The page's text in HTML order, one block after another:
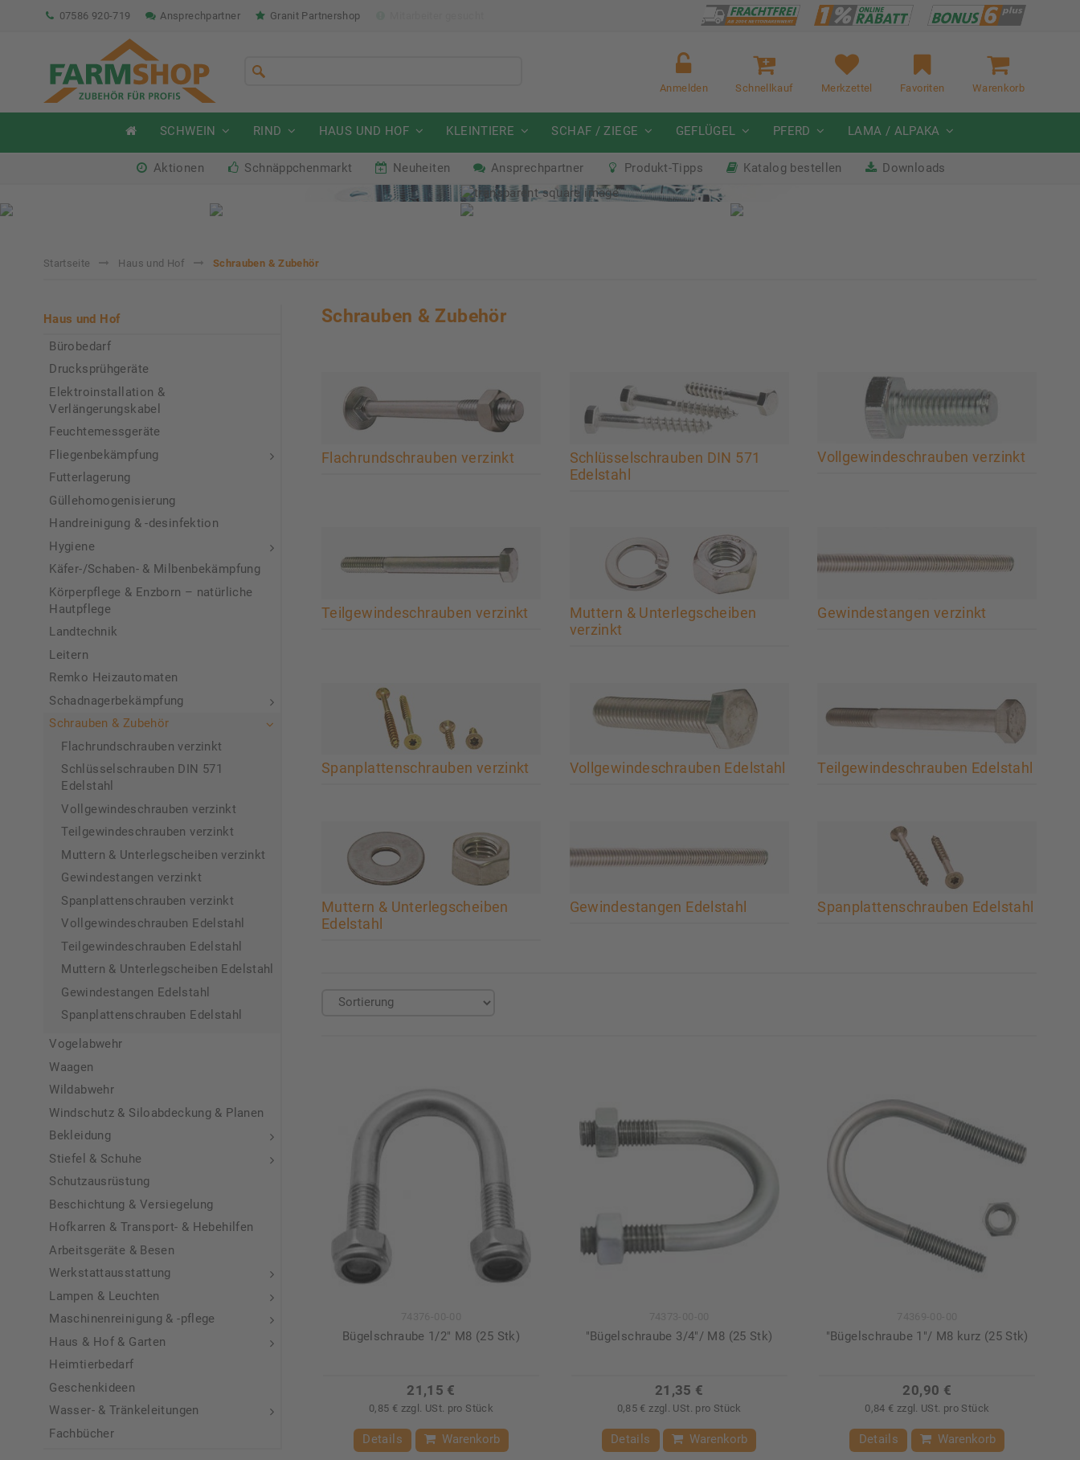
07586 920-719 Ansprechpartner Granit Partnershop
Anmelden Schnellkauf Merkzettel Favoriten Warenkorb
SCHWEIN RIND HAUS UND HOF KLEINTIERE SCHAF / ZIEGE GEFLÜGEL PFERD LAMA / ALPAKA
Aktionen Schnäppchenmarkt Neuheiten Ansprechpartner Produkt-Tipps Katalog bestellen Downloads
Sommeraktion Rind
Startseite Haus und Hof Schrauben & Zubehör
Haus und Hof
Bürobedarf
Drucksprühgeräte
Elektroinstallation &
Verlängerungskabel
Feuchtemessgeräte
Fliegenbekämpfung
Futterlagerung
Güllehomogenisierung
Handreinigung & -desinfektion
Hygiene
Käfer-/Schaben- & Milbenbekämpfung
Körperpflege & Enzborn – natürliche
Hautpflege
Landtechnik
Leitern
Remko Heizautomaten
Schadnagerbekämpfung
Schrauben & Zubehör
Flachrundschrauben verzinkt
Schlüsselschrauben DIN 571
Edelstahl
Vollgewindeschrauben verzinkt
Teilgewindeschrauben verzinkt
Muttern & Unterlegscheiben verzinkt
Gewindestangen verzinkt
Spanplattenschrauben verzinkt
Vollgewindeschrauben Edelstahl
Teilgewindeschrauben Edelstahl
Muttern & Unterlegscheiben Edelstahl
Gewindestangen Edelstahl
Spanplattenschrauben Edelstahl
Vogelabwehr
Waagen
Wildabwehr
Windschutz & Siloabdeckung & Planen
Bekleidung
Stiefel & Schuhe
Schutzausrüstung
Beschichtung & Versiegelung
Hofkarren & Transport- & Hebehilfen
Arbeitsgeräte & Besen
Werkstattausstattung
Lampen & Leuchten
Maschinenreinigung & -pflege
Haus & Hof & Garten
Heimtierbedarf
Geschenkideen
Wasser- & Tränkeleitungen
Fachbücher
Schrauben & Zubehör
Flachrundschrauben verzinkt
Schlüsselschrauben DIN 571
Edelstahl
Vollgewindeschrauben verzinkt
Teilgewindeschrauben verzinkt
Muttern & Unterlegscheiben
verzinkt
Gewindestangen verzinkt
Spanplattenschrauben verzinkt Vollgewindeschrauben Edelstahl Teilgewindeschrauben Edelstahl
Muttern & Unterlegscheiben
Edelstahl
Gewindestangen Edelstahl Spanplattenschrauben Edelstahl
Bügelschraube 1/2" M8 (25 Stk)
21,15 €
0,85 € zzgl. USt. pro Stück
Details Warenkorb
"Bügelschraube 3/4"/ M8 (25 Stk)
21,35 €
0,85 € zzgl. USt. pro Stück
Details Warenkorb
"Bügelschraube 1"/ M8 kurz (25 Stk)
20,90 €
0,84 € zzgl. USt. pro Stück
Details Warenkorb